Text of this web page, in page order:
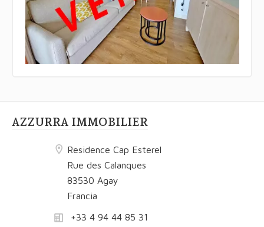
AZZURRA IMMOBILIER
Residence Cap Esterel
Rue des Calanques
83530 Agay
Francia
+33 4 94 44 85 31